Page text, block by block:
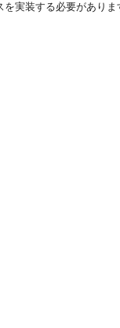
を実装する必要があり